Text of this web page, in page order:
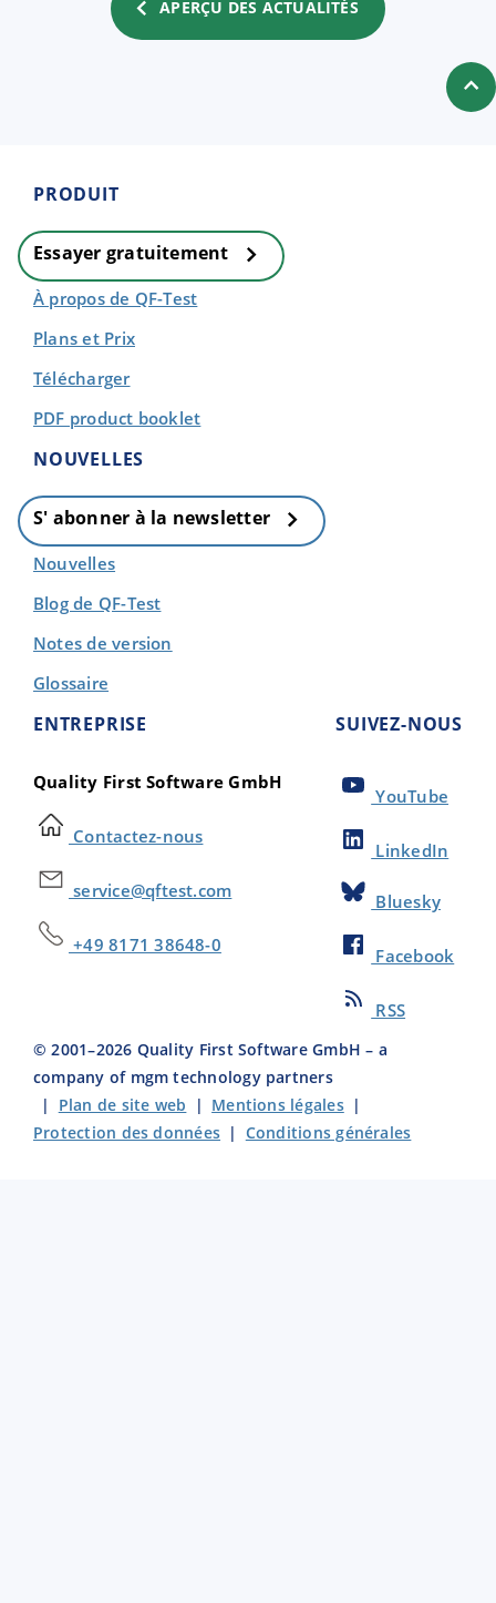
APERÇU DES ACTUALITÉS
PRODUIT
Essayer gratuitement
À propos de QF-Test
Plans et Prix
Télécharger
PDF product booklet
NOUVELLES
S' abonner à la newsletter
Nouvelles
Blog de QF-Test
Notes de version
Glossaire
ENTREPRISE
Quality First Software GmbH
Contactez-nous
service@qftest.com
+49 8171 38648-0
SUIVEZ-NOUS
YouTube
LinkedIn
Bluesky
Facebook
RSS
© 2001–2026 Quality First Software GmbH – a
company of mgm technology partners
| Plan de site web | Mentions légales|
Protection des données | Conditions générales